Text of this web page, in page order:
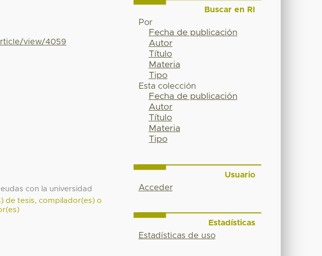
view/4059
con la universidad
de tesis, compilador(es) o
Buscar en RI
Por
Fecha de publicación
Autor
Título
Materia
Tipo
Esta colección
Fecha de publicación
Autor
Título
Materia
Tipo
Usuario
Acceder
Estadísticas
Estadísticas de uso